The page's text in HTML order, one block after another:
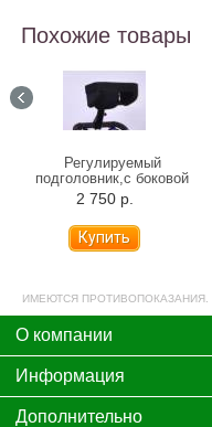
Похожие товары
Регулируемый
подголовник,с боковой
поддержкой и функцией
фиксации головы
2 750 р.
ИМЕЮТСЯ
О компании
Информация
Дополнительно